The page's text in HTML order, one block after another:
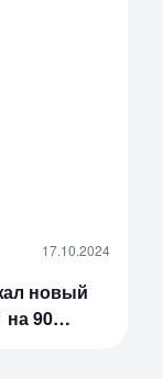
17.10.2024
новый
на 90